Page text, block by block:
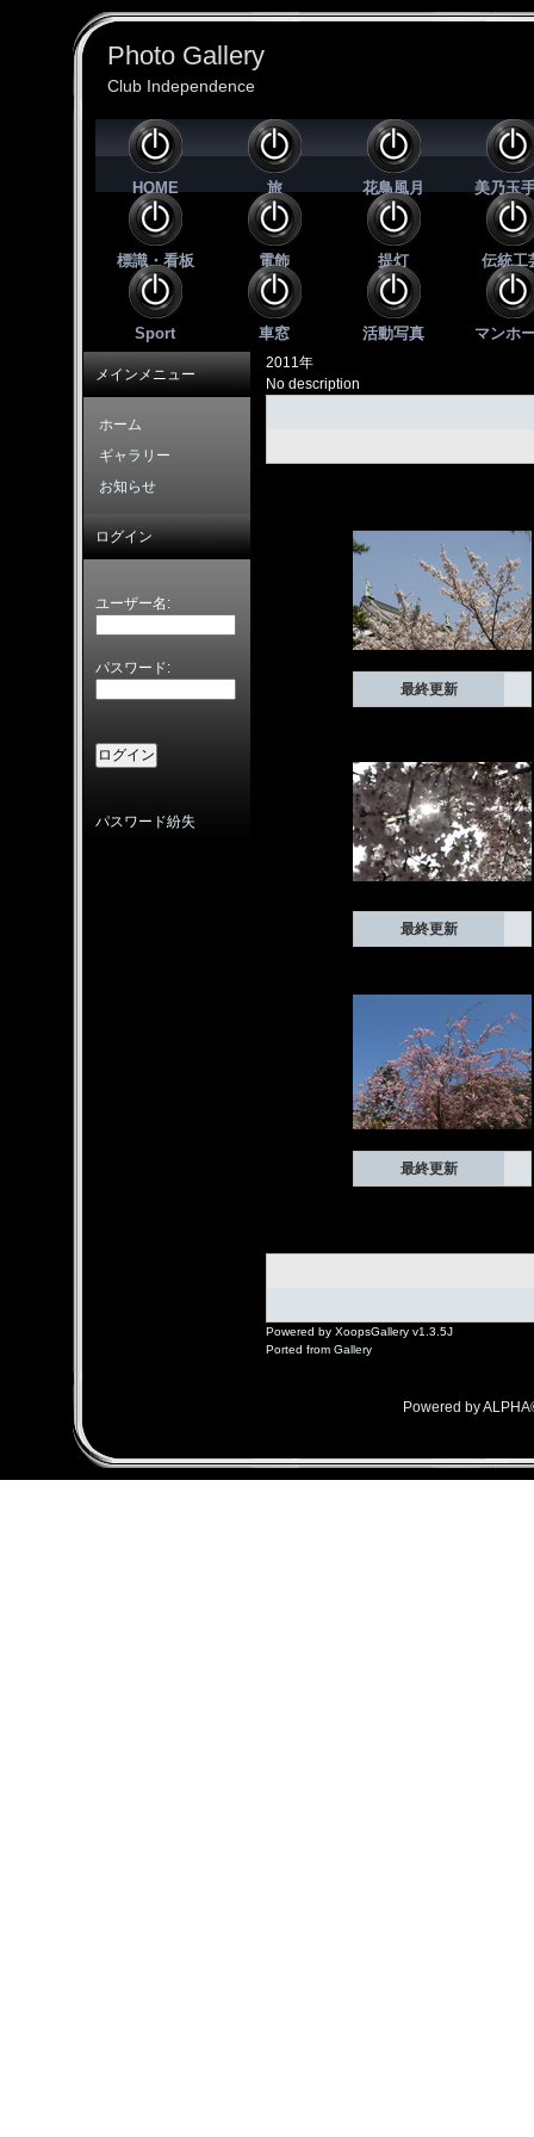
Photo Gallery
Club Independence
HOME 旅 花鳥風月 美乃玉
標識・看板 電飾 提灯 伝統工
Sport 車窓 活動写真 マンホ
2011年
No description
最終更新
最終更新
最終更新
Powered by XoopsGallery v1.3.5J
Ported from Gallery
メインメニュー
ホーム
ギャラリー
お知らせ
ログイン
ユーザー名:
パスワード:
パスワード紛失
Powered by